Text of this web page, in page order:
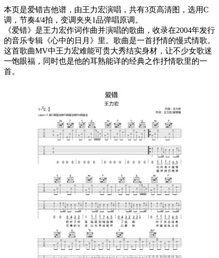
本页是爱错吉他谱，由王力宏演唱，共有3页高清图，选用C
调，节奏4/4拍，变调夹夹1品弹唱原调。
《爱错》是王力宏作词作曲并演唱的歌曲，收录在2004年发行
的音乐专辑《心中的日月》里。歌曲是一首抒情的慢式情歌。
这首歌曲MV中王力宏难能可贵大秀结实身材，让不少女歌迷
一饱眼福，同时也是他的耳熟能详的经典之作抒情歌里的一
首。